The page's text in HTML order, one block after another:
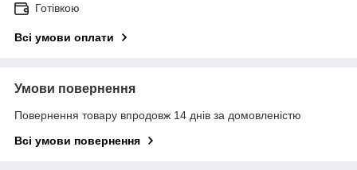
Готівкою
Всі умови оплати
Умови повернення
Повернення товару впродовж 14 днів за домовленістю
Всі умови повернення